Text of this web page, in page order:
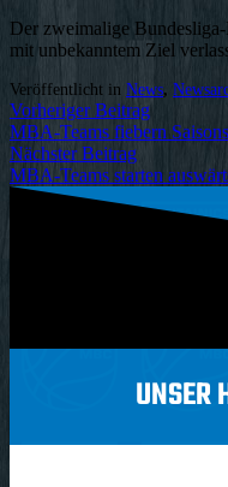
Der zweimalige
mit unbekanntem Ziel
Veröffentlicht in News,
Vorheriger Beitrag
MBA-Teams fiebern
Nächster Beitrag
MBA-Teams starten
UNSER